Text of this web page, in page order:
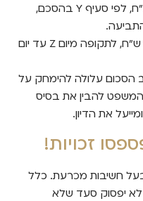
ריבית פיגורים חוזית: 15,000 ש"ח, לפי סעיף Y בהסכם,
הפרשי הצמדה למדד: 5,000 ש"ח, לתקופה מיום Z עד יום
הסכום עלולה להימחק על
להבין את בסיס
את הדיון.
זכויות!
חשיבות מכרעת. כלל
יפסוק סעד שלא